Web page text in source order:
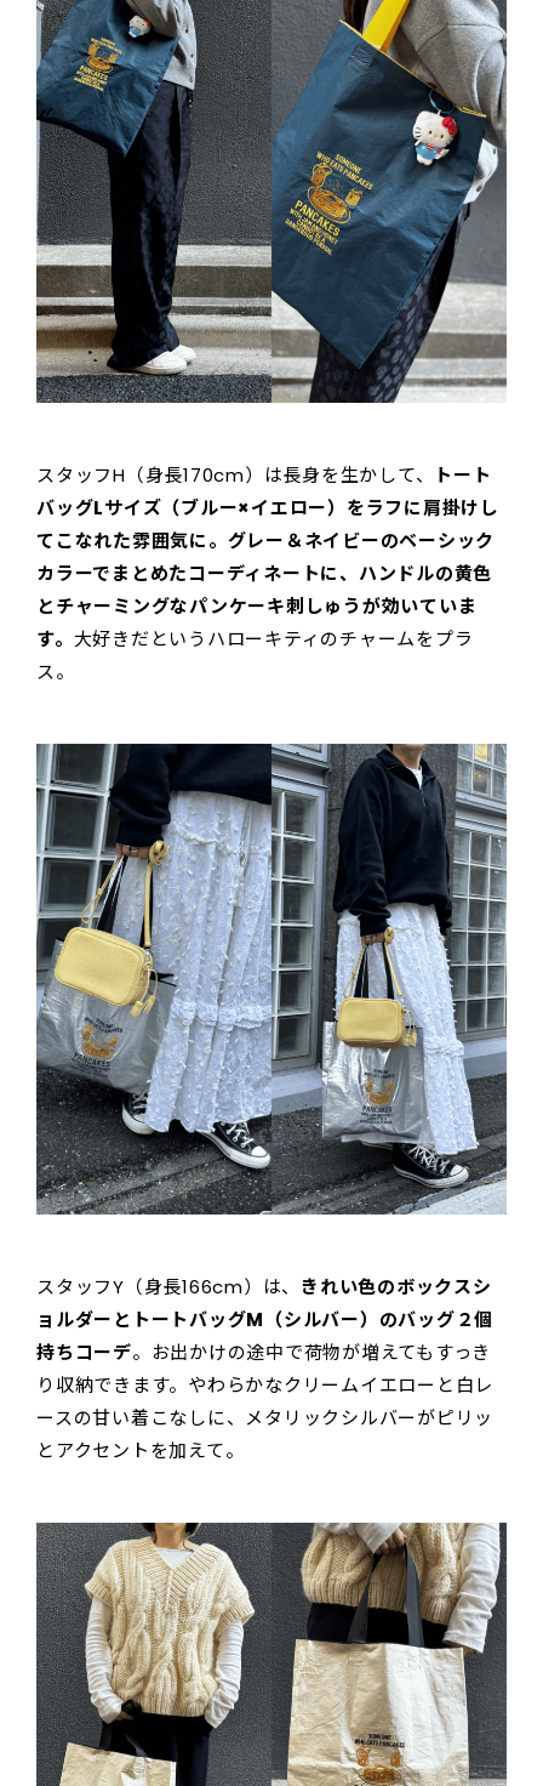
スタッフH（身長170cm）は長身を生かして、
トート
バッグLサイズ（ブルー×イエロー）をラフに肩掛けし
てこなれた雰囲気に。グレー＆ネイビーのベーシック
カラーでまとめたコーディネートに、ハンドルの黄色
とチャーミングなパンケーキ刺しゅうが効いていま
す。 大好きだというハローキティのチャームをプラ
ス。
スタッフY（身長166cm）は、 きれい色のボックスシ
ョルダーとトートバッグM（シルバー）のバッグ２個
持ちコーデ。お出かけの途中で荷物が増えてもすっき
り収納できます。やわらかなクリームイエローと白レ
ースの甘い着こなしに、メタリックシルバーがピリッ
とアクセントを加えて。